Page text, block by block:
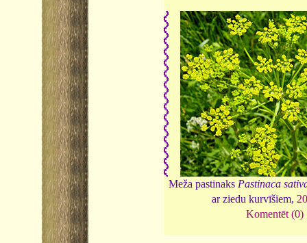
Meža pastinaks Pastinaca
ar ziedu kurvīšiem,
Komentēt (0)